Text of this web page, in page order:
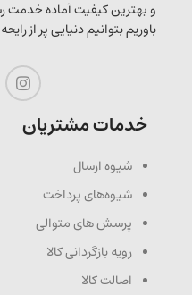
و بهترین کیفیت آماده خدمت
باوریم بتوانیم دنیایی پر از
خدمات مشتریان
شیوه ارسال
شیوه‌های پرداخت
پرسش های متوالی
رویه بازگردانی کالا
اصالت کالا